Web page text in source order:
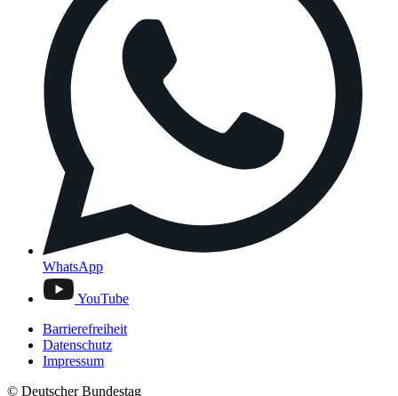
WhatsApp
YouTube
Barrierefreiheit
Datenschutz
Impressum
© Deutscher Bundestag